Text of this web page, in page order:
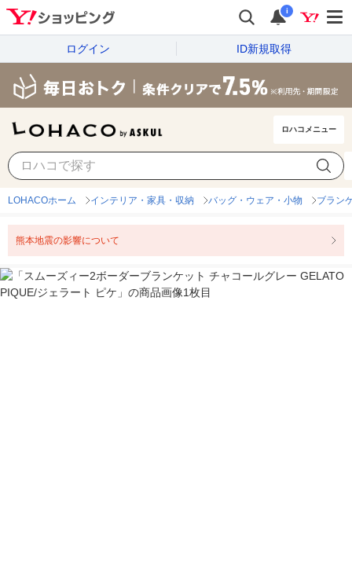
i
ログイン ID新規取得
ロハコメニュー
LOHACOホーム インテリア・家具・収納 バッグ・ウェア・小物 ブラン
熊本地震の影響について